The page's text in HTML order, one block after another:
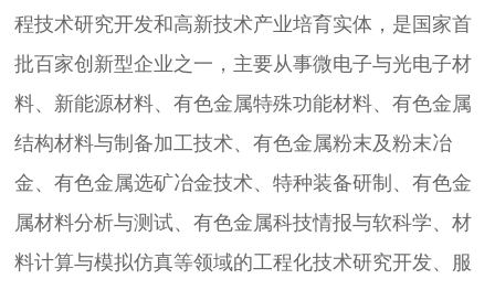
程技术研究开发和高新技术产业培育实体，是国家首
批百家创新型企业之一，主要从事微电子与光电子材
料、新能源材料、有色金属特殊功能材料、有色金属
结构材料与制备加工技术、有色金属粉末及粉末冶
金、有色金属选矿冶金技术、特种装备研制、有色金
属材料分析与测试、有色金属科技情报与软科学、材
料计算与模拟仿真等领域的工程化技术研究开发、服